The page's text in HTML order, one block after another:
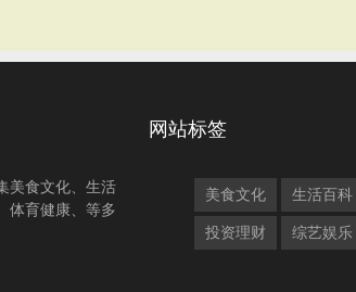
美食文化、生活
体育健康、等多
网站标签
美食文化 生活百科
投资理财 综艺娱乐